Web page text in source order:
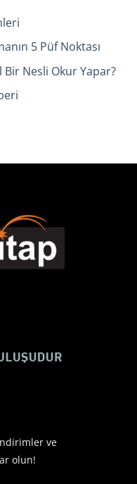
5 Püf Noktası
Bir Nesli Okur Yapar?
ve
olun!